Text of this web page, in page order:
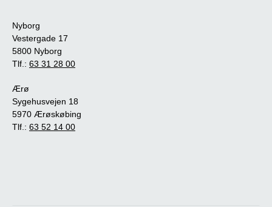
Nyborg
Vestergade 17
5800 Nyborg
Tlf.: 63 31 28 00
Ærø
Sygehusvejen 18
5970 Ærøskøbing
Tlf.: 63 52 14 00